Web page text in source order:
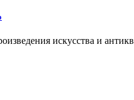
искусства и